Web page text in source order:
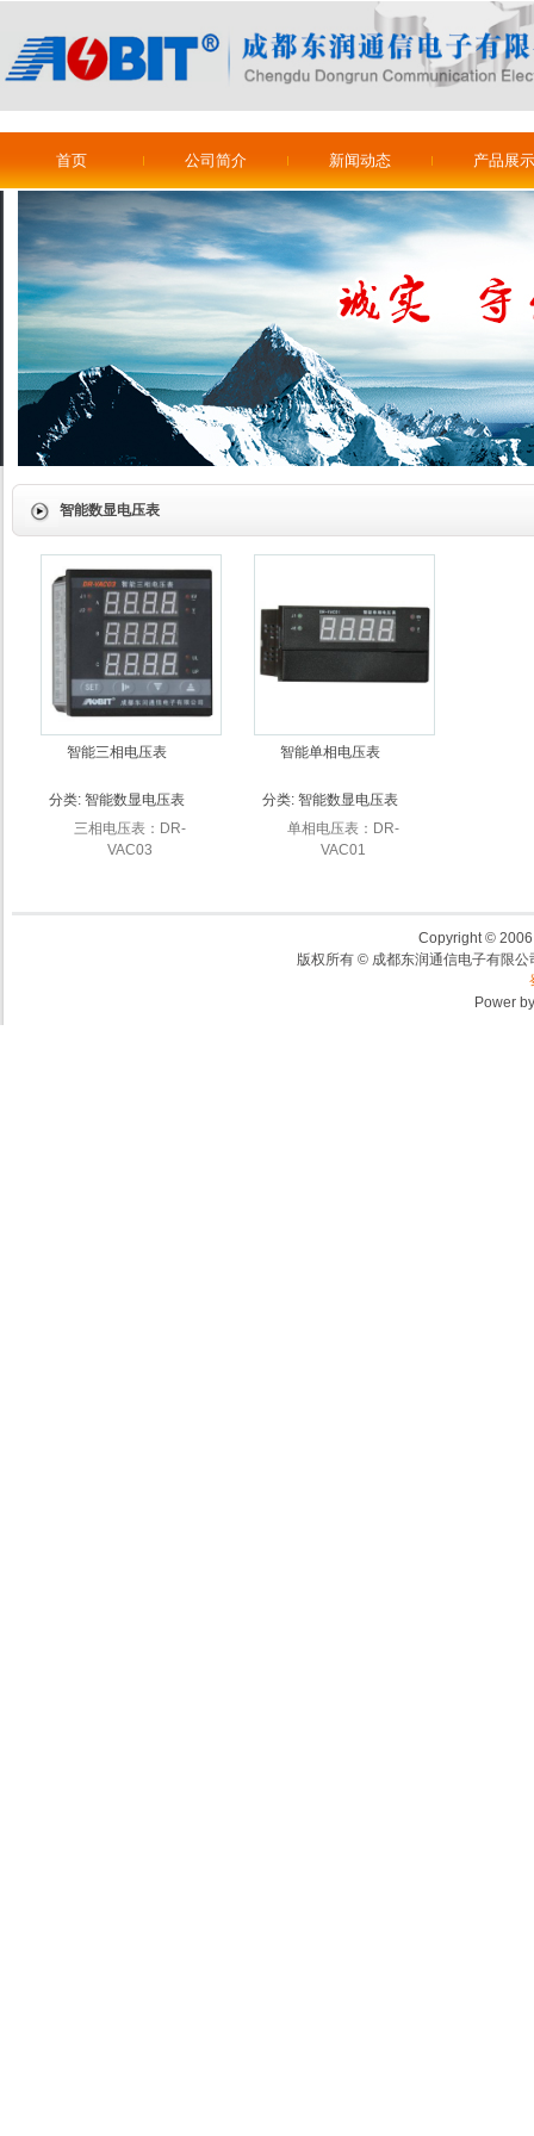
首页 公司简介 新闻动态 产品展示
智能数显电压表
智能三相电压表
分类:智能数显电压表
三相电压表：DR-
VAC03
智能单相电压表
分类:智能数显电压表
单相电压表：DR-
VAC01
Copyright ©
版权所有 © 成都东润通信电子有限
Power